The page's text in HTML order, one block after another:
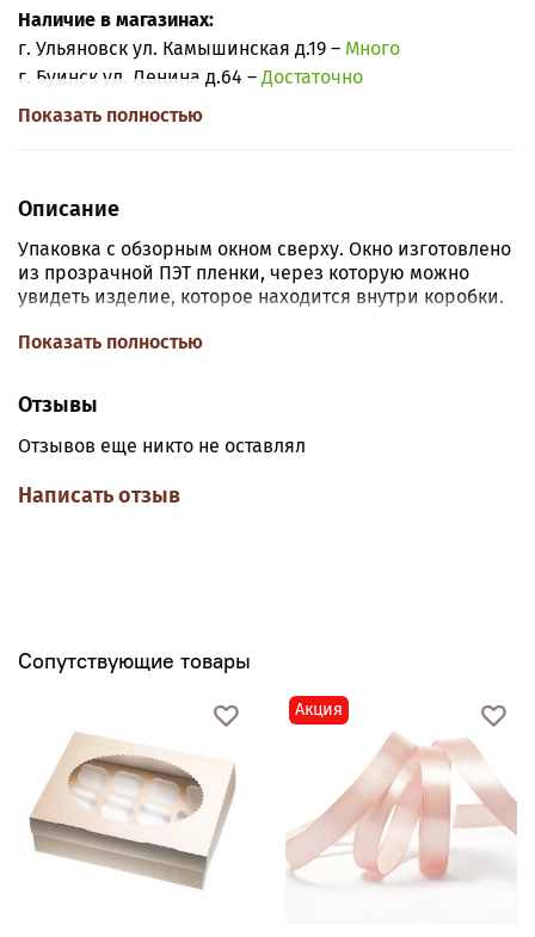
Наличие в магазинах:
г. Ульяновск ул. Камышинская д.19 – Много
г. Буинск ул. Ленина д.64 –Достаточно
Показать полностью
Описание
Упаковка с обзорным окном сверху. Окно изготовлено
из прозрачной ПЭТ пленки, через которую можно
увидеть изделие, которое находится внутри коробки.
Размер: длина 11,5 см, ширина 11,5 см, высота 3 см.
Показать полностью
Отзывы
Отзывов еще никто не оставлял
Написать отзыв
Сопутствующие товары
Акция